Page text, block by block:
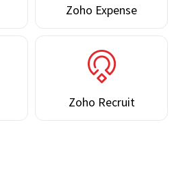
Zoho Expense
Zoho Recruit